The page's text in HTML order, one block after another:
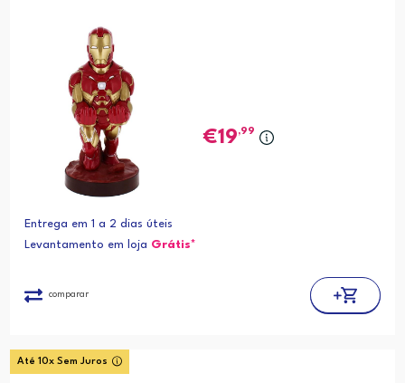
19,99
Entrega em 1 a 2 dias úteis
Levantamento em loja Grátis*
comparar
Até 10x Sem Juros